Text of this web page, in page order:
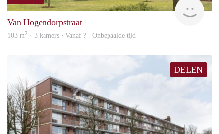
Van Hogendorpstraat
103 m2 · 3 kamers · Vanaf ? - Onbepaalde tijd
DELEN